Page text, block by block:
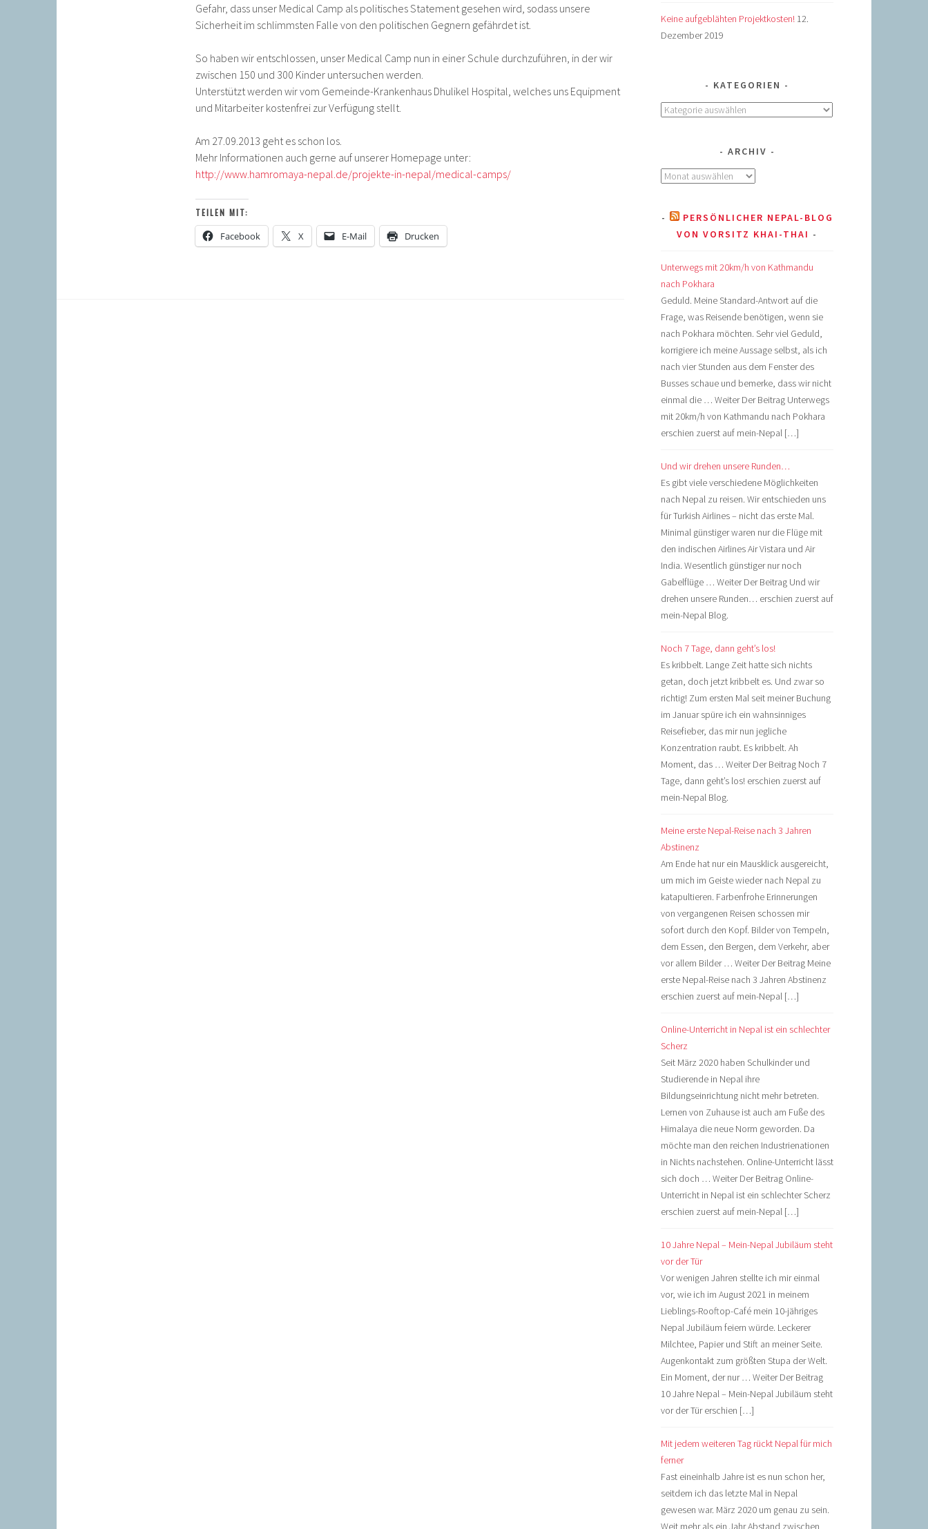
Gefahr, dass unser Medical Camp als politisches Statement gesehen wird, sodass unsere
Sicherheit im schlimmsten Falle von den politischen Gegnern gefährdet ist.
So haben wir entschlossen, unser Medical Camp nun in einer Schule durchzuführen, in der wir
zwischen 150 und 300 Kinder untersuchen werden.
Unterstützt werden wir vom Gemeinde-Krankenhaus Dhulikel Hospital, welches uns Equipment
und Mitarbeiter kostenfrei zur Verfügung stellt.
Am 27.09.2013 geht es schon los.
Mehr Informationen auch gerne auf unserer Homepage unter:
http://www.hamromaya-nepal.de/projekte-in-nepal/medical-camps/
TEILEN MIT:
Facebook X E-Mail Drucken
Keine aufgeblähten Projektkosten! 12.
Dezember 2019
KATEGORIEN
Kategorien
ARCHIV
Archiv
PERSÖNLICHER NEPAL-BLOG
VON VORSITZ KHAI-THAI
Unterwegs mit 20km/h von Kathmandu
nach Pokhara
Geduld. Meine Standard-Antwort auf die
Frage, was Reisende benötigen, wenn sie
nach Pokhara möchten. Sehr viel Geduld,
korrigiere ich meine Aussage selbst, als ich
nach vier Stunden aus dem Fenster des
Busses schaue und bemerke, dass wir nicht
einmal die … Weiter Der Beitrag Unterwegs
mit 20km/h von Kathmandu nach Pokhara
erschien zuerst auf mein-Nepal […]
Und wir drehen unsere Runden…
Es gibt viele verschiedene Möglichkeiten
nach Nepal zu reisen. Wir entschieden uns
für Turkish Airlines – nicht das erste Mal.
Minimal günstiger waren nur die Flüge mit
den indischen Airlines Air Vistara und Air
India. Wesentlich günstiger nur noch
Gabelflüge … Weiter Der Beitrag Und wir
drehen unsere Runden… erschien zuerst auf
mein-Nepal Blog.
Noch 7 Tage, dann geht’s los!
Es kribbelt. Lange Zeit hatte sich nichts
getan, doch jetzt kribbelt es. Und zwar so
richtig! Zum ersten Mal seit meiner Buchung
im Januar spüre ich ein wahnsinniges
Reisefieber, das mir nun jegliche
Konzentration raubt. Es kribbelt. Ah
Moment, das … Weiter Der Beitrag Noch 7
Tage, dann geht’s los! erschien zuerst auf
mein-Nepal Blog.
Meine erste Nepal-Reise nach 3 Jahren
Abstinenz
Am Ende hat nur ein Mausklick ausgereicht,
um mich im Geiste wieder nach Nepal zu
katapultieren. Farbenfrohe Erinnerungen
von vergangenen Reisen schossen mir
sofort durch den Kopf. Bilder von Tempeln,
dem Essen, den Bergen, dem Verkehr, aber
vor allem Bilder … Weiter Der Beitrag Meine
erste Nepal-Reise nach 3 Jahren Abstinenz
erschien zuerst auf mein-Nepal […]
Online-Unterricht in Nepal ist ein schlechter
Scherz
Seit März 2020 haben Schulkinder und
Studierende in Nepal ihre
Bildungseinrichtung nicht mehr betreten.
Lernen von Zuhause ist auch am Fuße des
Himalaya die neue Norm geworden. Da
möchte man den reichen Industrienationen
in Nichts nachstehen. Online-Unterricht lässt
sich doch … Weiter Der Beitrag Online-
Unterricht in Nepal ist ein schlechter Scherz
erschien zuerst auf mein-Nepal […]
10 Jahre Nepal – Mein-Nepal Jubiläum steht
vor der Tür
Vor wenigen Jahren stellte ich mir einmal
vor, wie ich im August 2021 in meinem
Lieblings-Rooftop-Café mein 10-jähriges
Nepal Jubiläum feiern würde. Leckerer
Milchtee, Papier und Stift an meiner Seite.
Augenkontakt zum größten Stupa der Welt.
Ein Moment, der nur … Weiter Der Beitrag
10 Jahre Nepal – Mein-Nepal Jubiläum steht
vor der Tür erschien […]
Mit jedem weiteren Tag rückt Nepal für mich
ferner
Fast eineinhalb Jahre ist es nun schon her,
seitdem ich das letzte Mal in Nepal
gewesen war. März 2020 um genau zu sein.
Weit mehr als ein Jahr Abstand zwischen